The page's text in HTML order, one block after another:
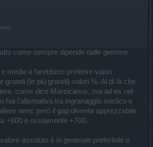
come sempre dipende dalle gemme.
medie ti farebbero preferire valori
grandi (le più grandi) valori %. Al di là che
come dice Marsicanus, ma ad es nel
hai l'alternativa tra ingranaggio mistico e
nero: però il gap diventa apprezzabile
+600 e ovviamente +700.
assoluto è in generale preferibile o